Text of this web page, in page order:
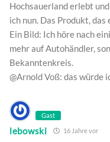
Hochsauerland erlebt
ich nun. Das Produkt,
Ein Bild: Ich höre nach
mehr auf Autohändler,
Bekanntenkreis.
@Arnold Voß: das würde
Gast
lebowski 16 Jahre vor